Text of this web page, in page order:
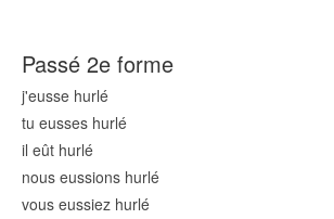
Passé 2e forme
j'eusse hurlé
tu eusses hurlé
il eût hurlé
nous eussions hurlé
vous eussiez hurlé